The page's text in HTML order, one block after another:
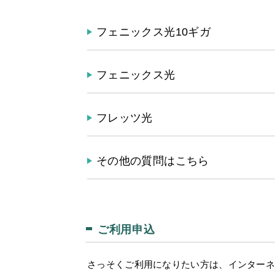
フェニックス光10ギガ
フェニックス光
フレッツ光
その他の質問はこちら
ご利用申込
さっそくご利用になりたい方は、インター